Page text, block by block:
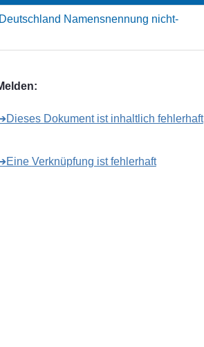
Namensnennung nicht-
➔Dieses Dokument ist inhaltlich fehlerhaft
➔Eine Verknüpfung ist fehlerhaft